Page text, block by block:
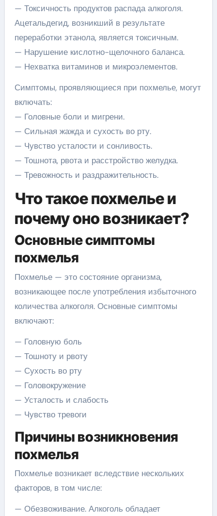
— Токсичность продуктов распада алкоголя.
Ацетальдегид, возникший в результате
переработки этанола, является токсичным.
— Нарушение кислотно-щелочного баланса.
— Нехватка витаминов и микроэлементов.
Симптомы, проявляющиеся при похмелье, могут
включать:
— Головные боли и мигрени.
— Сильная жажда и сухость во рту.
— Чувство усталости и сонливость.
— Тошнота, рвота и расстройство желудка.
— Тревожность и раздражительность.
Что такое похмелье и
почему оно возникает?
Основные симптомы
похмелья
Похмелье — это состояние организма,
возникающее после употребления избыточного
количества алкоголя. Основные симптомы
включают:
— Головную боль
— Тошноту и рвоту
— Сухость во рту
— Головокружение
— Усталость и слабость
— Чувство тревоги
Причины возникновения
похмелья
Похмелье возникает вследствие нескольких
факторов, в том числе:
— Обезвоживание. Алкоголь обладает